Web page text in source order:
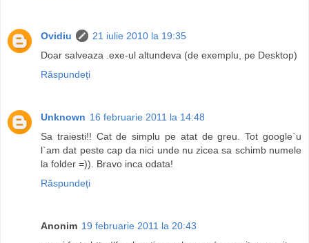
Ovidiu
21 iulie 2010 la 19:35
Doar salveaza .exe-ul altundeva (de exemplu, pe Desktop)
Răspundeți
Unknown 16 februarie 2011 la 14:48
Sa traiesti!! Cat de simplu pe atat de greu. Tot google`u
l`am dat peste cap da nici unde nu zicea sa schimb numele
la folder =)). Bravo inca odata!
Răspundeți
Anonim 19 februarie 2011 la 20:43